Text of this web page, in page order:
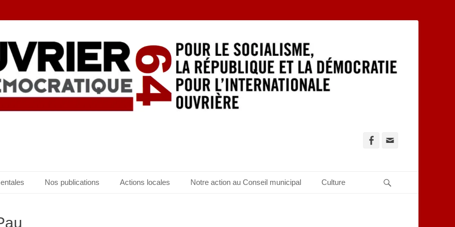
Facebook
Nos publications Actions locales Notre action au Conseil municipal Culture